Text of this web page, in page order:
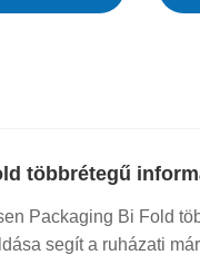
többrétegű
Packaging Bi Fold
segít a ruházati